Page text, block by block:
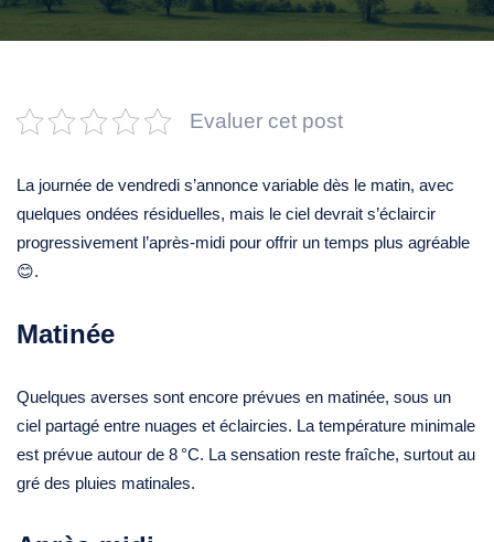
Evaluer cet post
La journée de vendredi s’annonce variable dès le matin, avec
quelques ondées résiduelles, mais le ciel devrait s’éclaircir
progressivement l’après‑midi pour offrir un temps plus agréable
😊.
Matinée
Quelques averses sont encore prévues en matinée, sous un
ciel partagé entre nuages et éclaircies. La température minimale
est prévue autour de 8 °C. La sensation reste fraîche, surtout au
gré des pluies matinales.